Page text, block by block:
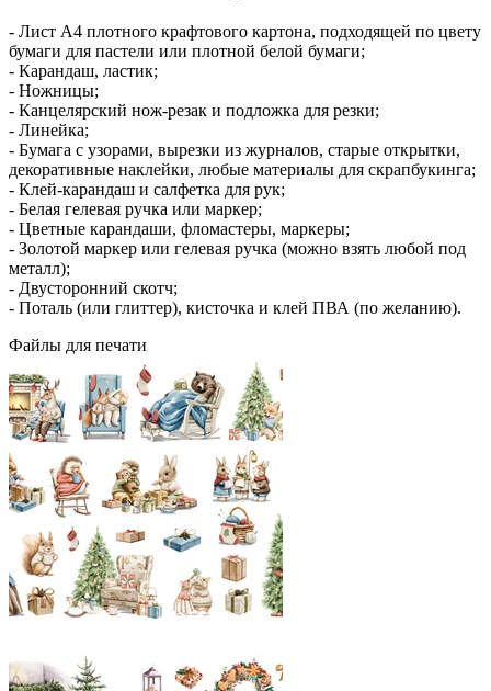
- Лист А4 плотного крафтового картона, подходящей по цвету
бумаги для пастели или плотной белой бумаги;
- Карандаш, ластик;
- Ножницы;
- Канцелярский нож-резак и подложка для резки;
- Линейка;
- Бумага с узорами, вырезки из журналов, старые открытки,
декоративные наклейки, любые материалы для скрапбукинга;
- Клей-карандаш и салфетка для рук;
- Белая гелевая ручка или маркер;
- Цветные карандаши, фломастеры, маркеры;
- Золотой маркер или гелевая ручка (можно взять любой под
металл);
- Двусторонний скотч;
- Поталь (или глиттер), кисточка и клей ПВА (по желанию).
Файлы для печати